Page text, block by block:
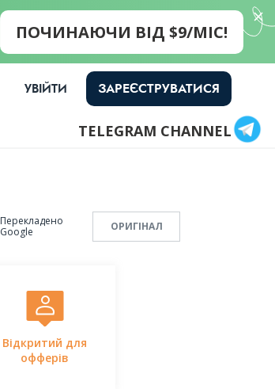
ПОЧИНАЮЧИ ВІД $9/МІС!
УВІЙТИ ЗАРЕЄСТРУВАТИСЯ
TELEGRAM CHANNEL
Перекладено
Google
ОРИГІНАЛ
Відкритий для
офферів